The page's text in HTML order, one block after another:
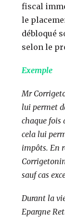
fiscal
le
débloqué
selon le
Exemple
Mr
lui permet
chaque fois
cela lui
impôts. En
sauf cas
Durant la
Epargne